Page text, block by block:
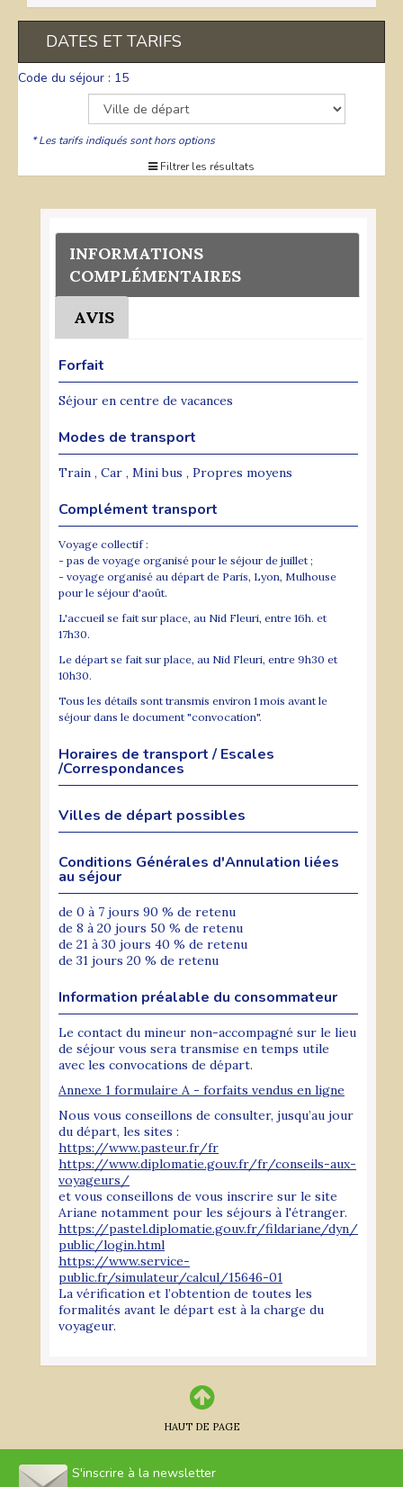
DATES ET TARIFS
Code du séjour : 15
* Les tarifs indiqués sont hors options
Filtrer les résultats
INFORMATIONS
COMPLÉMENTAIRES
AVIS
Forfait
Séjour en centre de vacances
Modes de transport
Train , Car , Mini bus , Propres moyens
Complément transport
Voyage collectif :
- pas de voyage organisé pour le séjour de juillet ;
- voyage organisé au départ de Paris, Lyon, Mulhouse
pour le séjour d'août.
L'accueil se fait sur place, au Nid Fleuri, entre 16h. et
17h30.
Le départ se fait sur place, au Nid Fleuri, entre 9h30 et
10h30.
Tous les détails sont transmis environ 1 mois avant le
séjour dans le document "convocation".
Horaires de transport / Escales
/Correspondances
Villes de départ possibles
Conditions Générales d'Annulation liées
au séjour
de 0 à 7 jours 90 % de retenu
de 8 à 20 jours 50 % de retenu
de 21 à 30 jours 40 % de retenu
de 31 jours 20 % de retenu
Information préalable du consommateur
Le contact du mineur non-accompagné sur le lieu
de séjour vous sera transmise en temps utile
avec les convocations de départ.
Annexe 1 formulaire A - forfaits vendus en ligne
Nous vous conseillons de consulter, jusqu’au jour
du départ, les sites :
https://www.pasteur.fr/fr
https://www.diplomatie.gouv.fr/fr/conseils-aux-
voyageurs/
et vous conseillons de vous inscrire sur le site
Ariane notamment pour les séjours à l'étranger.
https://pastel.diplomatie.gouv.fr/fildariane/dyn/
public/login.html
https://www.service-
public.fr/simulateur/calcul/15646-01
La vérification et l’obtention de toutes les
formalités avant le départ est à la charge du
voyageur.
HAUT DE PAGE
S'inscrire à la newsletter